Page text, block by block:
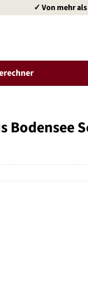
✓ Von mehr
Bodensee